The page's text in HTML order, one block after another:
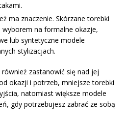
ma znaczenie. Skórzane torebki
wyborem na formalne okazje,
lub syntetyczne modele
stylizacjach.
zastanowić się nad jej
okazji i potrzeb, mniejsze torebki
natomiast większe modele
gdy potrzebujesz zabrać ze sobą